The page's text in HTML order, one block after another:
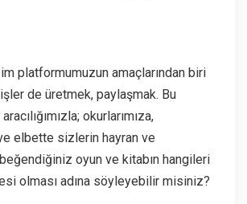
platformumuzun amaçlarından biri
de üretmek, paylaşmak. Bu
okurlarımıza,
elbette sizlerin hayran ve
oyun ve kitabın hangileri
olması adına söyleyebilir misiniz?